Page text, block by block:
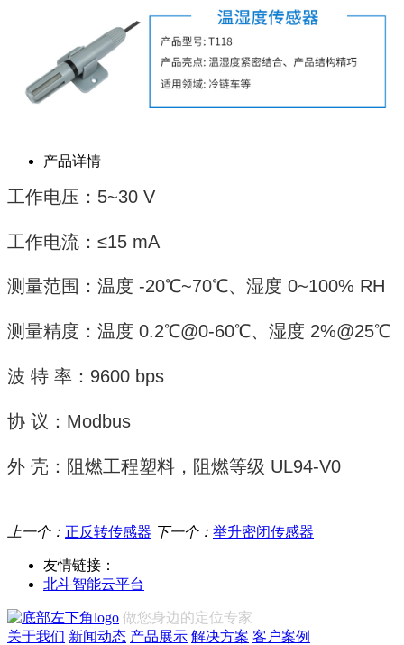
产品详情
工作电压：5~30 V
工作电流：≤15 mA
测量范围：温度 -20℃~70℃、湿度 0~100% RH
测量精度：温度 0.2℃@0-60℃、湿度 2%@25℃
波 特 率：9600 bps
协 议：Modbus
外 壳：阻燃工程塑料，阻燃等级 UL94-V0
上一个： 正反转传感器 下一个： 举升密闭传感器
友情链接：
北斗智能云平台
做您身边的定位专家
关于我们 新闻动态 产品展示 解决方案 客户案例